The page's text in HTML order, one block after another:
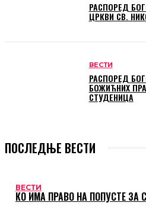
РАСПОРЕД
ЦРКВИ СВ.
ВЕСТИ
РАСПОРЕД
БОЖИЋНИХ
СТУДЕНИЦА
ПОСЛЕДЊЕ ВЕСТИ
ВЕСТИ
КО ИМА ПРАВО НА ПОПУСТЕ ЗА